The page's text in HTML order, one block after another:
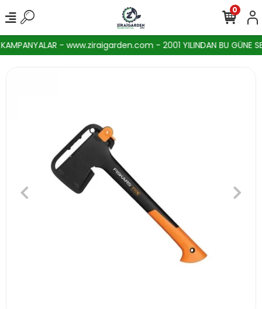
- www.ziraigarden.com - 2001 YILINDAN BU GÜNE
0